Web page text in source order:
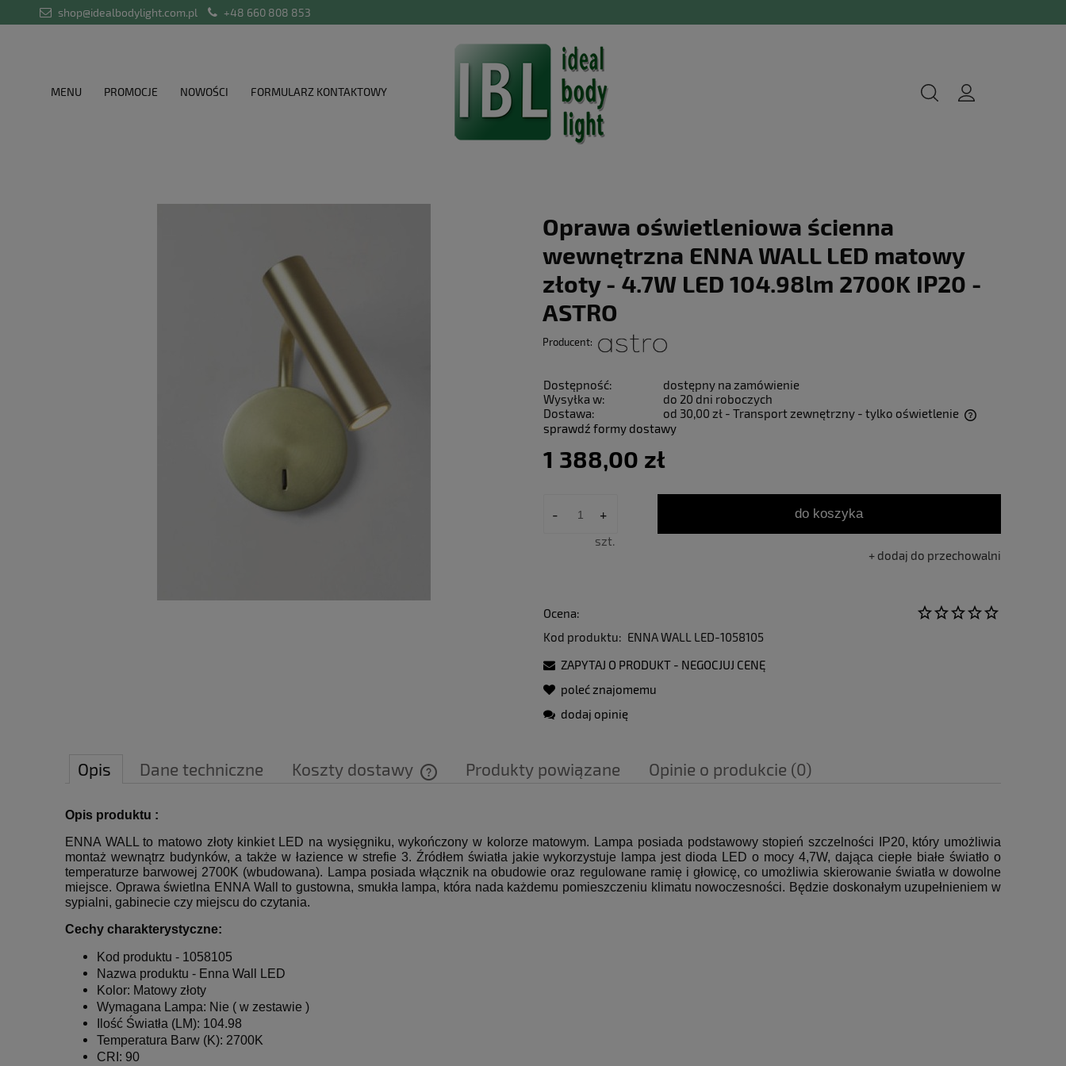
shop@idealbodylight.com.pl +48 660 808 853
MENU PROMOCJE NOWOŚCI FORMULARZ KONTAKTOWY
Oprawa oświetleniowa ścienna
wewnętrzna ENNA WALL LED matowy
złoty - 4.7W LED 104.98lm 2700K IP20 -
ASTRO
Producent:
Dostępność:
dostępny na zamówienie
Wysyłka w:
do 20 dni roboczych
Dostawa:
od 30,00 zł - Transport zewnętrzny - tylko oświetlenie
sprawdź formy dostawy
1 388,00 zł
- +
szt.
do koszyka
dodaj do przechowalni
Ocena:
Kod produktu: ENNA WALL LED-1058105
ZAPYTAJ O PRODUKT - NEGOCJUJ CENĘ
poleć znajomemu
dodaj opinię
Opis Dane techniczne Koszty dostawy Produkty powiązane Opinie o produkcie (0)
Opis produktu :
ENNA WALL to matowo złoty kinkiet LED na wysięgniku, wykończony w kolorze matowym. Lampa posiada podstawowy stopień szczelności IP20, który umożliwia
montaż wewnątrz budynków, a także w łazience w strefie 3. Źródłem światła jakie wykorzystuje lampa jest dioda LED o mocy 4,7W, dająca ciepłe białe światło o
temperaturze barwowej 2700K (wbudowana). Lampa posiada włącznik na obudowie oraz regulowane ramię i głowicę, co umożliwia skierowanie światła w dowolne
miejsce. Oprawa świetlna ENNA Wall to gustowna, smukła lampa, która nada każdemu pomieszczeniu klimatu nowoczesności. Będzie doskonałym uzupełnieniem w
sypialni, gabinecie czy miejscu do czytania.
Cechy charakterystyczne:
Kod produktu - 1058105
Nazwa produktu - Enna Wall LED
Kolor: Matowy złoty
Wymagana Lampa: Nie ( w zestawie )
Ilość Światła (LM): 104.98
Temperatura Barw (K): 2700K
CRI: 90